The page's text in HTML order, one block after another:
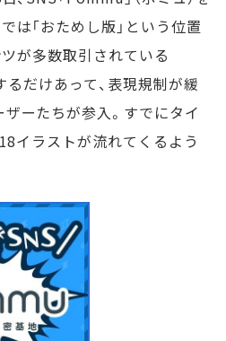
は「おためし版」という位置
が多数取引されている
だけあって、表現規制が緩
ーたちが参入。すでにタイ
イラストが流れてくるよう